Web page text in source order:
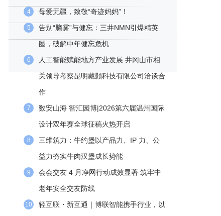
4 母爱无疆，致敬“奇迹妈妈”！
5
告别“脑雾”与健忘：三井NMN引爆精英
圈，破解中年健忘危机
6
人工智能赋能地方产业发展 井冈山市相
关领导考察昆明藏颢科技有限公司洽谈合
作
7
数安山海 智汇园博|2026第六届温州国际
设计双年赛全球征稿火热开启
8
三维筑力：牛约堡以产品力、IP 力、公
益力夯实牛肉汉堡成长势能
9
会会交友 4 月净网行动成效显著 筑牢中
老年安全交友防线
10
轻互联・新互通｜博联智能携手行业，以